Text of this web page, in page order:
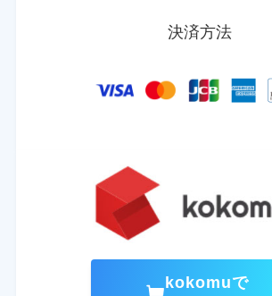
決済方法
kokomuで